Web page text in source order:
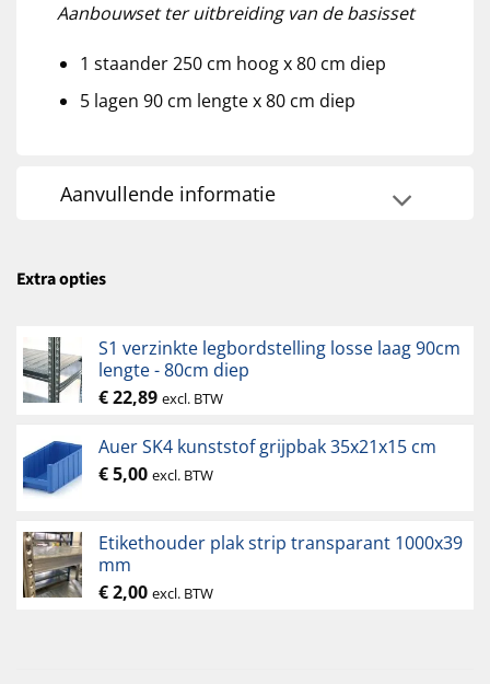
Aanbouwset ter uitbreiding van de basisset
1 staander 250 cm hoog x 80 cm diep
5 lagen 90 cm lengte x 80 cm diep
Aanvullende informatie
Extra opties
S1 verzinkte legbordstelling losse laag 90cm
lengte - 80cm diep
€22,89 excl. BTW
Auer SK4 kunststof grijpbak 35x21x15 cm
€5,00 excl. BTW
Etikethouder plak strip transparant 1000x39
mm
€2,00 excl. BTW